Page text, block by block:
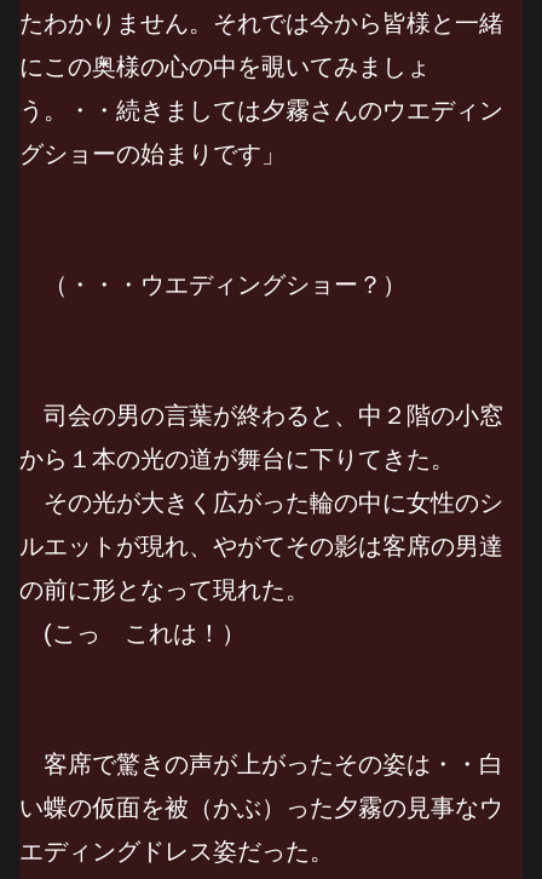
たわかりません。それでは今から皆様と一緒
にこの奥様の心の中を覗いてみましょ
う。・・続きましては夕霧さんのウエディン
グショーの始まりです」
（・・・ウエディングショー？）
司会の男の言葉が終わると、中２階の小窓
から１本の光の道が舞台に下りてきた。
その光が大きく広がった輪の中に女性のシ
ルエットが現れ、やがてその影は客席の男達
の前に形となって現れた。
(こっ これは！）
客席で驚きの声が上がったその姿は・・白
い蝶の仮面を被（かぶ）った夕霧の見事なウ
エディングドレス姿だった。